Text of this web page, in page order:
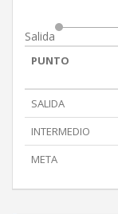
Salida
PUNTO
SALIDA
INTERMEDIO
META